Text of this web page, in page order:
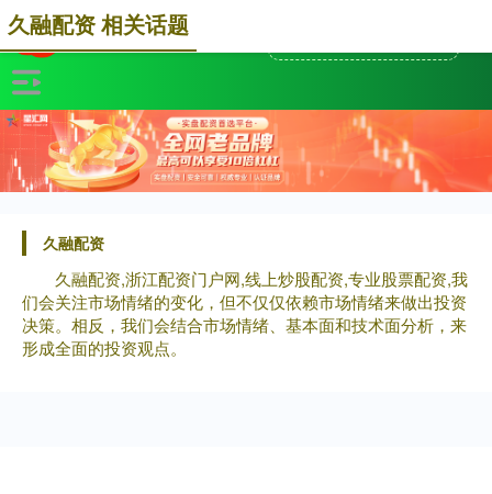
久融配资
久融配资,浙江配资门户网,线上炒股配资,专业股票配资,我
们会关注市场情绪的变化，但不仅仅依赖市场情绪来做出投资
决策。相反，我们会结合市场情绪、基本面和技术面分析，来
形成全面的投资观点。
久融配资 相关话题